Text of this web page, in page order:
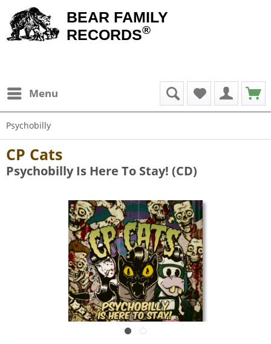
BEAR FAMILY
RECORDS®
Menu
Psychobilly
CP Cats
Psychobilly Is Here To Stay! (CD)